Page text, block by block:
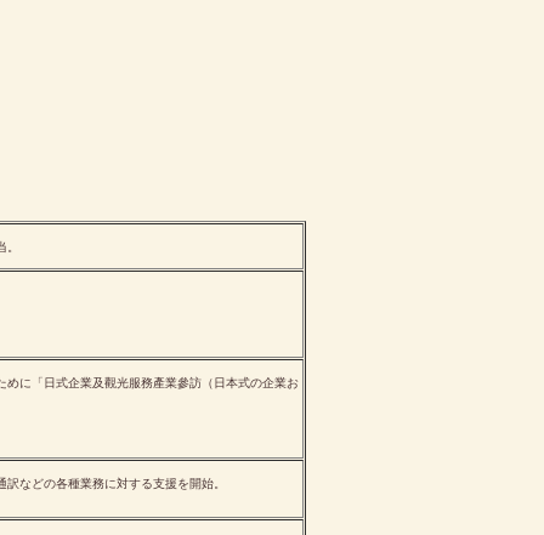
に「日式企業及觀光服務產業參訪（日本式の企業お
などの各種業務に対する支援を開始。